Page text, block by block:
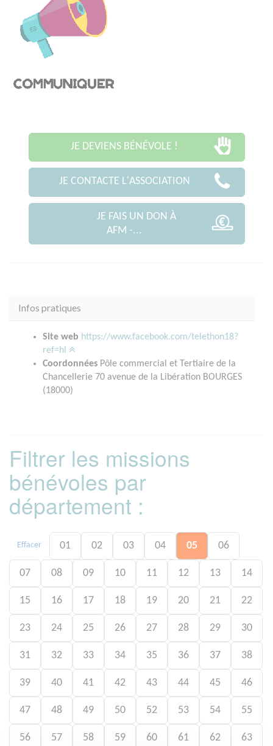
JE DEVIENS BÉNÉVOLE !
JE CONTACTE L'ASSOCIATION
JE FAIS UN DON À
AFM -...
Infos pratiques
Site web https://www.facebook.com/telethon18?
ref=hl
Coordonnées Pôle commercial et Tertiaire de la
Chancellerie 70 avenue de la Libération BOURGES
(18000)
Filtrer les missions
bénévoles par
département :
Effacer 01 02 03 04 05 06
07 08 09 10 11 12 13 14
15 16 17 18 19 20 21 22
23 24 25 26 27 28 29 30
31 32 33 34 35 36 37 38
39 40 41 42 43 44 45 46
47 48 49 50 52 53 54 55
56 57 58 59 60 61 62 63